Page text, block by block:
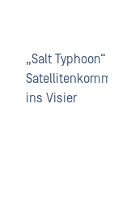
„Salt Typhoon“
ins Visier